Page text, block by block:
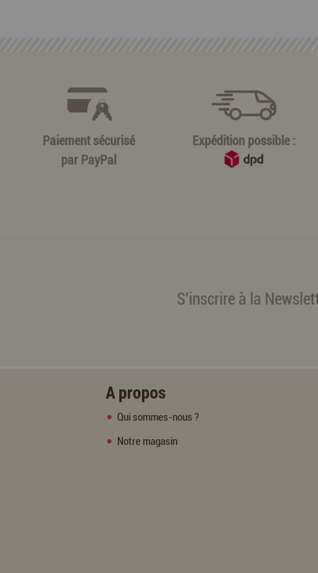
Paiement sécurisé
par PayPal
Expédition possible :
S'inscrire à la
A propos
Qui sommes-nous ?
Notre magasin